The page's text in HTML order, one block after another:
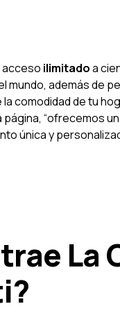
acceso ilimitadoa
mundo, además de
comodidad de tu
página, “ofrecemos
única y
La